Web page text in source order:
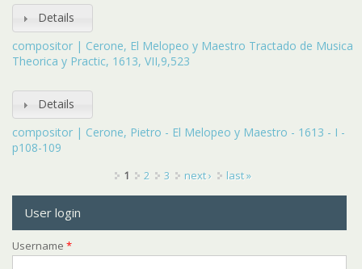
Details
compositor | Cerone, El Melopeo y Maestro Tractado de Musica
Theorica y Practic, 1613, VII,9,523
Details
compositor | Cerone, Pietro - El Melopeo y Maestro - 1613 - I -
p108-109
1 2 3 next › last »
User login
Username *